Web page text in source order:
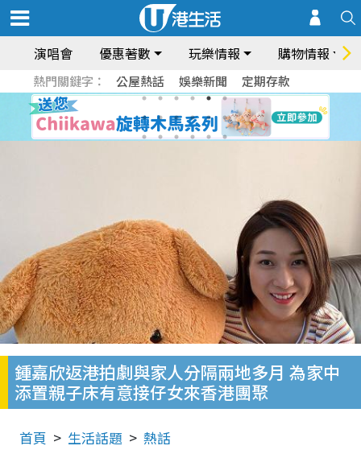
演唱會 優惠著數 玩樂情報 購物情報
熱門關鍵字： 公屋熱話 娛樂新聞 定期存款
鍾嘉欣返港拍劇與家人分隔兩地多月 為家中
添置親子床有意接仔女來香港團聚
首頁 生活話題 熱話